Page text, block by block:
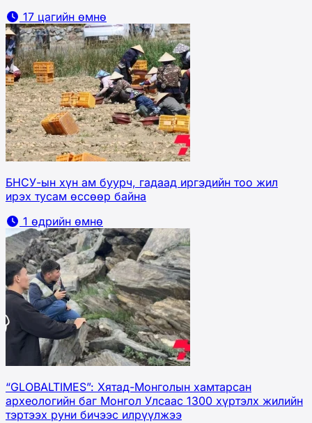
17 цагийн өмнө
БНСУ-ын хүн ам буурч, гадаад иргэдийн тоо жил
ирэх тусам өссөөр байна
1 өдрийн өмнө
“GLOBALTIMES”: Хятад-Монголын хамтарсан
археологийн баг Монгол Улсаас 1300 хүртэлх жилийн
тэртээх руни бичээс илрүүлжээ